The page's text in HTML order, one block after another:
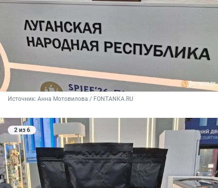
Источник: Анна Мотовилова / FONTANKA.RU
2 из 6